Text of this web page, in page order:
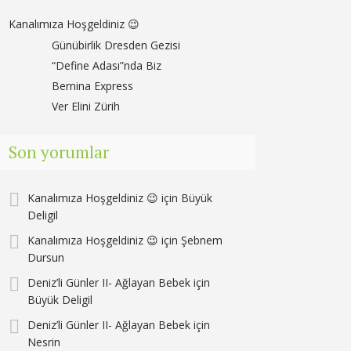
Kanalımıza Hoşgeldiniz 😉
Günübirlik Dresden Gezisi
“Define Adası”nda Biz
Bernina Express
Ver Elini Zürih
Son yorumlar
Kanalımıza Hoşgeldiniz 😉 için Büyük
Deligil
Kanalımıza Hoşgeldiniz 😉 için Şebnem
Dursun
Deniz’li Günler II- Ağlayan Bebek için
Büyük Deligil
Deniz’li Günler II- Ağlayan Bebek için
Nesrin